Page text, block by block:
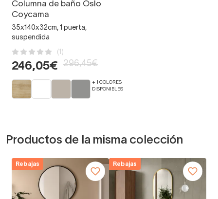
Columna de baño Oslo
Coycama
35x140x32cm, 1 puerta,
suspendida
(1)
246,05€ 296,45€
+ 1 COLORES
DISPONIBLES
Productos de la misma colección
Rebajas Rebajas